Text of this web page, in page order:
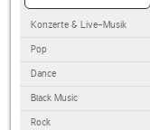
Konzerte & Live-Musik
Pop
Dance
Black Music
Rock